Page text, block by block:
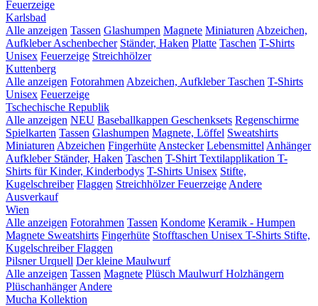
Feuerzeige
Karlsbad
Alle anzeigen Tassen Glashumpen Magnete Miniaturen Abzeichen,
AufkleberAschenbecher Ständer, Haken Platte Taschen T-Shirts
Unisex Feuerzeige Streichhölzer
Kuttenberg
Alle anzeigen Fotorahmen Abzeichen, AufkleberTaschen T-Shirts
Unisex Feuerzeige
Tschechische Republik
Alle anzeigen NEU Baseballkappen Geschenksets Regenschirme
Spielkarten Tassen Glashumpen Magnete, Löffel Sweatshirts
Miniaturen Abzeichen Fingerhüte Anstecker Lebensmittel Anhänger
Aufkleber Ständer, Haken Taschen T-Shirt Textilapplikation T-
Shirts für Kinder, Kinderbodys T-Shirts Unisex Stifte,
Kugelschreiber Flaggen StreichhölzerFeuerzeige Andere
Ausverkauf
Wien
Alle anzeigen Fotorahmen Tassen Kondome Keramik - Humpen
Magnete Sweatshirts Fingerhüte Stofftaschen Unisex T-Shirts Stifte,
KugelschreiberFlaggen
Pilsner Urquell Der kleine Maulwurf
Alle anzeigen Tassen Magnete Plüsch MaulwurfHolzhängern
Plüschanhänger Andere
Mucha Kollektion